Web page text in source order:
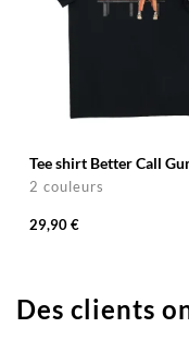
Tee shirt Better Call
2 couleurs
29,90 €
Des clients